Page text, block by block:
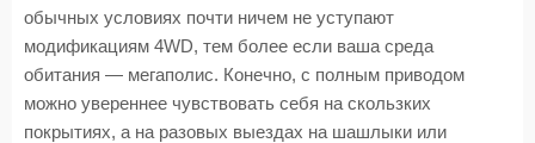
обычных условиях почти ничем не уступают
модификациям 4WD, тем более если ваша среда
обитания — мегаполис. Конечно, с полным приводом
можно увереннее чувствовать себя на скользких
покрытиях, а на разовых выездах на шашлыки или